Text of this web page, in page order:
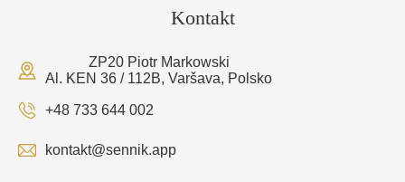
Kontakt
ZP20 Piotr Markowski
Al. KEN 36 / 112B, Varšava, Polsko
+48 733 644 002
kontakt@sennik.app